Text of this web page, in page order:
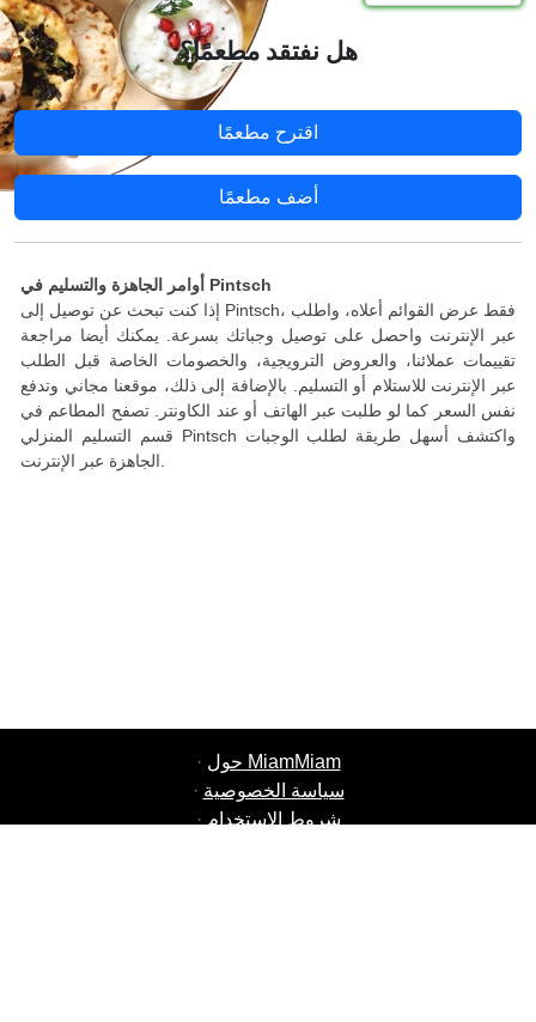
هل نفتقد مطعمًا؟
اقترح مطعمًا
أضف مطعمًا
أوامر الجاهزة والتسليم في Pintsch
إذا كنت تبحث عن توصيل إلى Pintsch، فقط عرض القوائم أعلاه، واطلب
عبر الإنترنت واحصل على توصيل وجباتك بسرعة. يمكنك أيضا مراجعة
تقييمات عملائنا، والعروض الترويجية، والخصومات الخاصة قبل الطلب
عبر الإنترنت للاستلام أو التسليم. بالإضافة إلى ذلك، موقعنا مجاني وتدفع
نفس السعر كما لو طلبت عبر الهاتف أو عند الكاونتر. تصفح المطاعم في
قسم التسليم المنزلي Pintsch واكتشف أسهل طريقة لطلب الوجبات
·
حول MiamMiam
· سياسة الخصوصية
· شروط الاستخدام